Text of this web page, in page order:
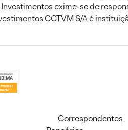
exime-se de
CCTVM S/A é
Correspondentes